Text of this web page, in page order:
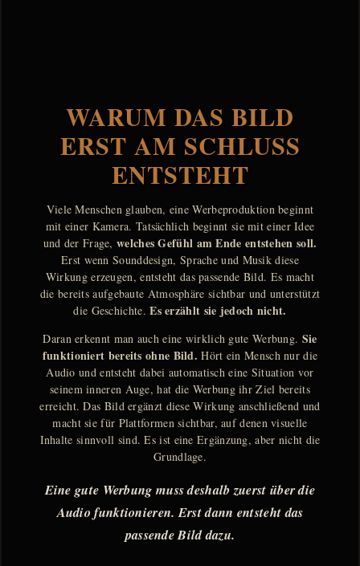
WARUM DAS BILD
ERST AM SCHLUSS
ENTSTEHT
Viele Menschen glauben, eine Werbeproduktion beginnt
mit einer Kamera. Tatsächlich beginnt sie mit einer Idee
und der Frage,welches Gefühl am Ende entstehen soll.
Erst wenn Sounddesign, Sprache und Musik diese
Wirkung erzeugen, entsteht das passende Bild. Es macht
die bereits aufgebaute Atmosphäre sichtbar und unterstützt
die Geschichte.Es erzählt sie jedoch nicht.
Daran erkennt man auch eine wirklich gute Werbung. Sie
funktioniert bereits ohne Bild. Hört ein Mensch nur die
Audio und entsteht dabei automatisch eine Situation vor
seinem inneren Auge, hat die Werbung ihr Ziel bereits
erreicht. Das Bild ergänzt diese Wirkung anschließend und
macht sie für Plattformen sichtbar, auf denen visuelle
Inhalte sinnvoll sind. Es ist eine Ergänzung, aber nicht die
Grundlage.
Eine gute Werbung muss deshalb zuerst über die
Audio funktionieren. Erst dann entsteht das
passende Bild dazu.